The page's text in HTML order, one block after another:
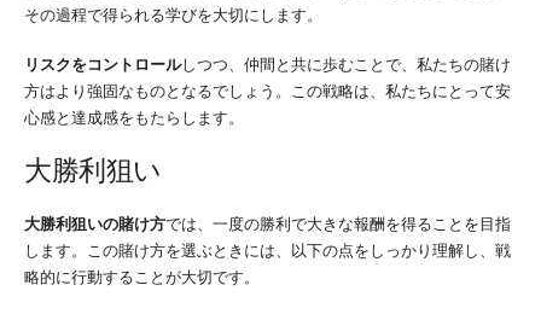
その過程で得られる学びを大切にします。
リスクをコントロールしつつ、仲間と共に歩むことで、私たちの賭け
方はより強固なものとなるでしょう。この戦略は、私たちにとって安
心感と達成感をもたらします。
大勝利狙い
大勝利狙いの賭け方では、一度の勝利で大きな報酬を得ることを目指
します。この賭け方を選ぶときには、以下の点をしっかり理解し、戦
略的に行動することが大切です。